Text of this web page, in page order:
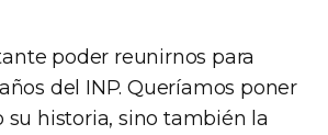
poder reunirnos para
del INP. Queríamos poner
su historia, sino también la